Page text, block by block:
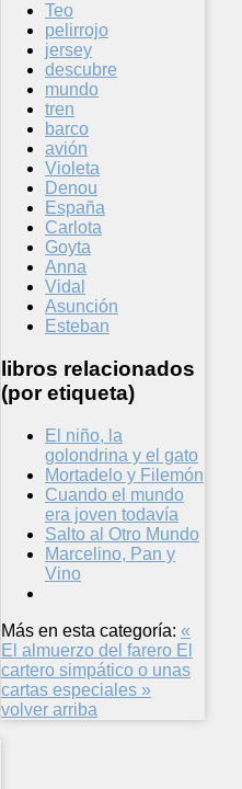
Teo
pelirrojo
jersey
descubre
mundo
tren
barco
avión
Violeta
Denou
España
Carlota
Goyta
Anna
Vidal
Asunción
Esteban
libros relacionados
(por etiqueta)
El niño, la
golondrina y el gato
Mortadelo y Filemón
Cuando el mundo
era joven todavía
Salto al Otro Mundo
Marcelino, Pan y
Vino
Más en esta categoría: «
El almuerzo del farero El
cartero simpático o unas
cartas especiales »
volver arriba